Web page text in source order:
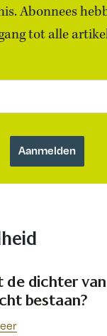
Abonnees
tot alle
de dichter
bestaan?